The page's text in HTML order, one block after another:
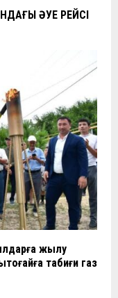
ӘУЕ РЕЙСІ
жылу
табиғи газ